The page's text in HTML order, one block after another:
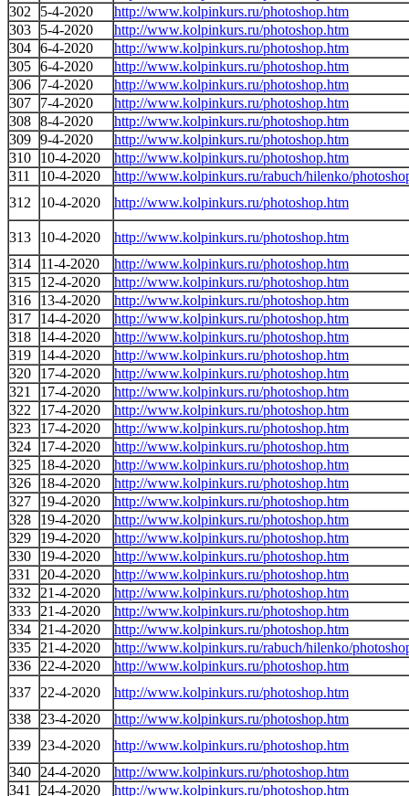
302
5-4-2020
http://www.kolpinkurs.ru/photoshop.htm
303
5-4-2020
http://www.kolpinkurs.ru/photoshop.htm
304 6-4-2020
http://www.kolpinkurs.ru/photoshop.htm
305 6-4-2020
http://www.kolpinkurs.ru/photoshop.htm
306
7-4-2020
http://www.kolpinkurs.ru/photoshop.htm
307
7-4-2020
http://www.kolpinkurs.ru/photoshop.htm
308 8-4-2020
http://www.kolpinkurs.ru/photoshop.htm
309 9-4-2020
http://www.kolpinkurs.ru/photoshop.htm
310
10-4-2020
http://www.kolpinkurs.ru/photoshop.htm
311
10-4-2020
http://www.kolpinkurs.ru/rabuch/hilenko/
312
10-4-2020 http://www.kolpinkurs.ru/photoshop.htm
313 10-4-2020
http://www.kolpinkurs.ru/photoshop.htm
314
11-4-2020
http://www.kolpinkurs.ru/photoshop.htm
315
12-4-2020
http://www.kolpinkurs.ru/photoshop.htm
316
13-4-2020
http://www.kolpinkurs.ru/photoshop.htm
317
14-4-2020
http://www.kolpinkurs.ru/photoshop.htm
318
14-4-2020
http://www.kolpinkurs.ru/photoshop.htm
319
14-4-2020
http://www.kolpinkurs.ru/photoshop.htm
320
17-4-2020
http://www.kolpinkurs.ru/photoshop.htm
321
17-4-2020
http://www.kolpinkurs.ru/photoshop.htm
322
17-4-2020
http://www.kolpinkurs.ru/photoshop.htm
323
17-4-2020
http://www.kolpinkurs.ru/photoshop.htm
324
17-4-2020
http://www.kolpinkurs.ru/photoshop.htm
325
18-4-2020
http://www.kolpinkurs.ru/photoshop.htm
326
18-4-2020
http://www.kolpinkurs.ru/photoshop.htm
327
19-4-2020
http://www.kolpinkurs.ru/photoshop.htm
328
19-4-2020
http://www.kolpinkurs.ru/photoshop.htm
329
19-4-2020
http://www.kolpinkurs.ru/photoshop.htm
330
19-4-2020
http://www.kolpinkurs.ru/photoshop.htm
331
20-4-2020
http://www.kolpinkurs.ru/photoshop.htm
332
21-4-2020
http://www.kolpinkurs.ru/photoshop.htm
333
21-4-2020
http://www.kolpinkurs.ru/photoshop.htm
334
21-4-2020
http://www.kolpinkurs.ru/photoshop.htm
335
21-4-2020
http://www.kolpinkurs.ru/rabuch/hilenko/
336
22-4-2020
http://www.kolpinkurs.ru/photoshop.htm
337
22-4-2020
http://www.kolpinkurs.ru/photoshop.htm
338
23-4-2020
http://www.kolpinkurs.ru/photoshop.htm
339
23-4-2020
http://www.kolpinkurs.ru/photoshop.htm
340
24-4-2020
http://www.kolpinkurs.ru/photoshop.htm
341
24-4-2020
http://www.kolpinkurs.ru/photoshop.htm